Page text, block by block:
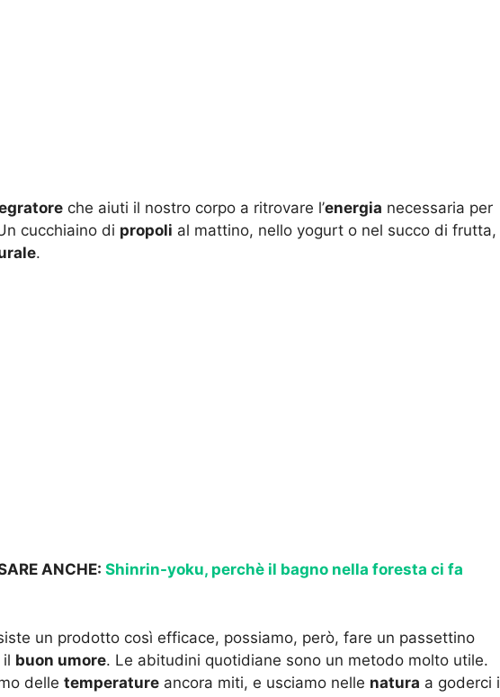
che aiuti il nostro corpo a ritrovare l’energia necessaria per
cucchiaino di propoli al mattino, nello yogurt o nel succo di frutta,
.
ANCHE: Shinrin-yoku, perchè il bagno nella foresta ci fa
un prodotto così efficace, possiamo, però, fare un passettino
buon umore. Le abitudini quotidiane sono un metodo molto utile.
delle temperature ancora miti, e usciamo nelle natura a goderci i